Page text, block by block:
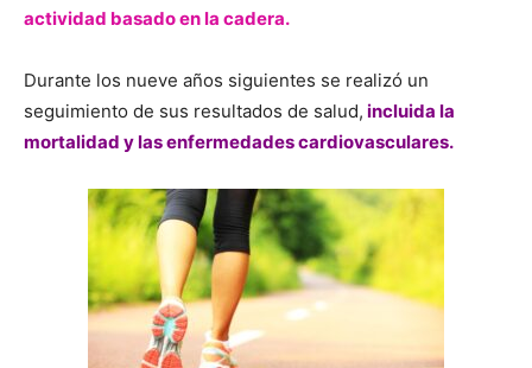
actividad basado en la cadera.
Durante los nueve años siguientes se realizó un
seguimiento de sus resultados de salud, incluida la
mortalidad y las enfermedades cardiovasculares.